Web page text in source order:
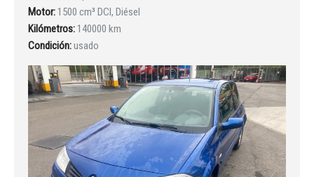
Iniciar sesión
Motor: 1500 cm³ DCI, Diésel
Kilómetros: 140000 km
Condición:usado